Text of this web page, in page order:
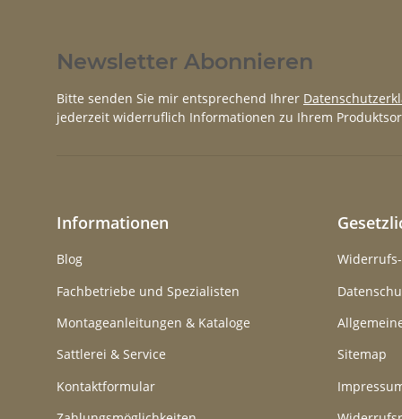
Newsletter Abonnieren
Bitte senden Sie mir entsprechend Ihrer
jederzeit widerruflich Informationen zu Ihrem
Informationen
Blog
Fachbetriebe und Spezialisten
Montageanleitungen & Kataloge
Sattlerei & Service
Kontaktformular
Sitemap